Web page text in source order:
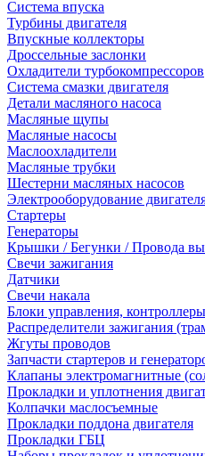
Система впуска
Турбины двигателя
Впускные коллекторы
Дроссельные заслонки
Охладители турбокомпрессоров
Система смазки двигателя
Детали масляного насоса
Масляные щупы
Масляные насосы
Маслоохладители
Масляные трубки
Шестерни масляных насосов
Электрооборудование
Стартеры
Генераторы
Крышки / Бегунки / Провода
Свечи зажигания
Датчики
Свечи накала
Блоки управления, контроллеры
Распределители зажигания
Жгуты проводов
Запчасти стартеров и
Клапаны электромагнитные
Прокладки и уплотнения
Колпачки маслосъемные
Прокладки поддона двигателя
Прокладки ГБЦ